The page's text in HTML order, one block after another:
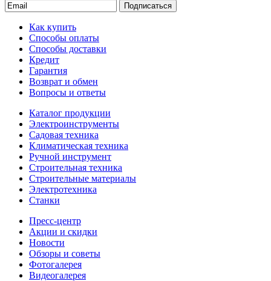
Подписаться
Как купить
Способы оплаты
Способы доставки
Кредит
Гарантия
Возврат и обмен
Вопросы и ответы
Каталог продукции
Электроинструменты
Садовая техника
Климатическая техника
Ручной инструмент
Строительная техника
Строительные материалы
Электротехника
Станки
Пресс-центр
Акции и скидки
Новости
Обзоры и советы
Фотогалерея
Видеогалерея